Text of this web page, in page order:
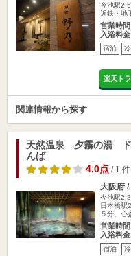
今池駅
近鉄・地
営業時間
入浴料金
宿泊
楽天ト
関連情報から探す
天然温泉 夕霧の湯 ド
んば
4.0点/ 1 件
大阪府
今池駅
日本橋駅
５分。心
営業時間
入浴料金
宿泊